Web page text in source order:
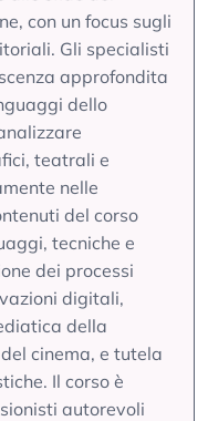
con un focus sugli
Gli specialisti
approfondita
dello
teatrali e
nelle
del corso
tecniche e
dei processi
digitali,
della
cinema, e tutela
Il corso è
autorevoli